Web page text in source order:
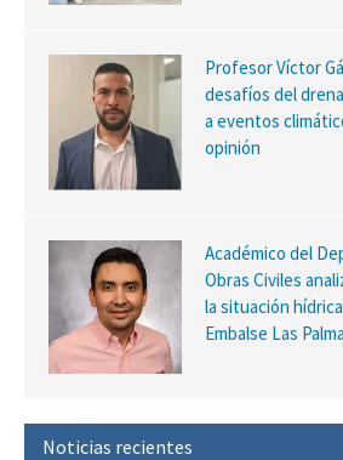
Profesor Víctor
desafíos del
a eventos
opinión
Académico del
Obras Civiles
la situación
Embalse Las
Noticias recientes